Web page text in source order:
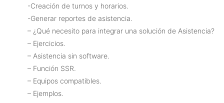
-Creación de turnos y horarios.
-Generar reportes de asistencia.
– ¿Qué necesito para integrar una solución de Asistencia?
– Ejercicios.
– Asistencia sin software.
– Función SSR.
– Equipos compatibles.
– Ejemplos.